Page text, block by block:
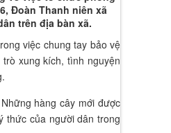
Đoàn Thanh niên xã
trên địa bàn xã.
việc chung tay bảo vệ
xung kích, tình nguyện
hàng cây mới được
thức của người dân trong